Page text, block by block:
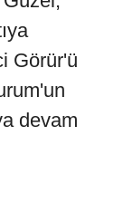
Görür'ü
devam